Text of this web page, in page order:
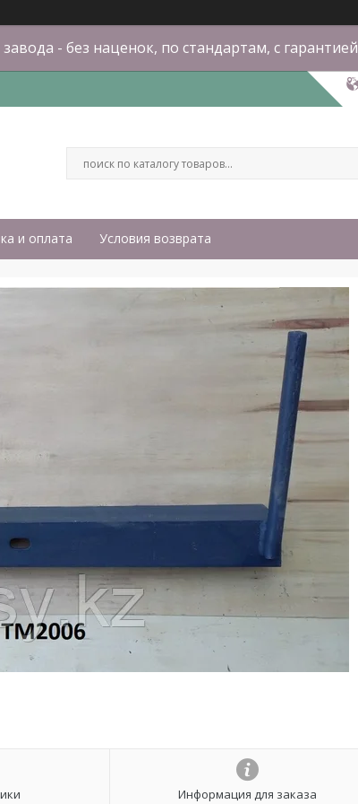
- без наценок, по стандартам, с гарантией
и оплата Условия возврата
Информация для заказа